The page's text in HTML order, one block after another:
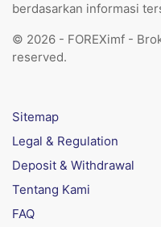
berdasarkan informasi
© 2026 - FOREXimf -
reserved.
Sitemap
Legal & Regulation
Deposit & Withdrawal
Tentang Kami
FAQ